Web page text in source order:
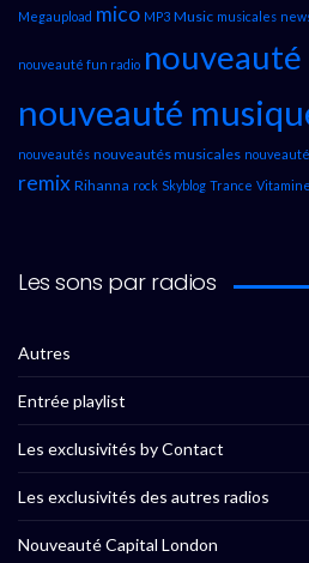
Megaupload mico MP3 Music musicales
nouveauté fun radio nouveauté
nouveauté
nouveautés nouveautés musicales
remix Rihanna rock Skyblog Trance Vitamine
Les sons par radios
Autres
Entrée playlist
Les exclusivités by Contact
Les exclusivités des autres radios
Nouveauté Capital London